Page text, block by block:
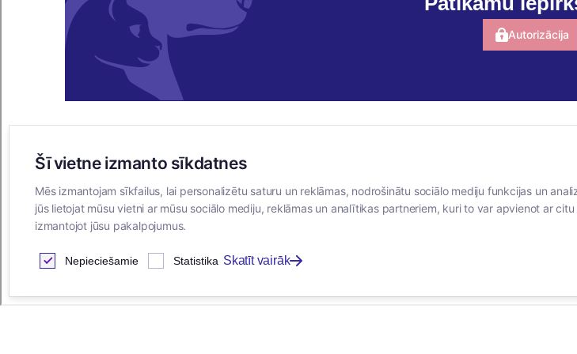
Autorizācija
E-VEIKALS
Iegādes noteikumi
Privātuma politika
Sīkdatņu noteikumi
Par mums
Vakances
Šī vietne izmanto sīkdatnes
Mēs izmantojam sīkfailus, lai personalizētu saturu un reklāmas, nodrošinātu sociālo mediju funkcijas un
jūs lietojat mūsu vietni ar mūsu sociālo mediju, reklāmas un analītikas partneriem, kuri to var apvienot ar
izmantojot jūsu pakalpojumus.
Nepieciešamie Statistika Skatīt vairāk